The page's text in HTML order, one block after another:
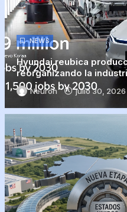
NEWS
Hyundai reubica
reorganizando la
Neuron julio 30, 2026